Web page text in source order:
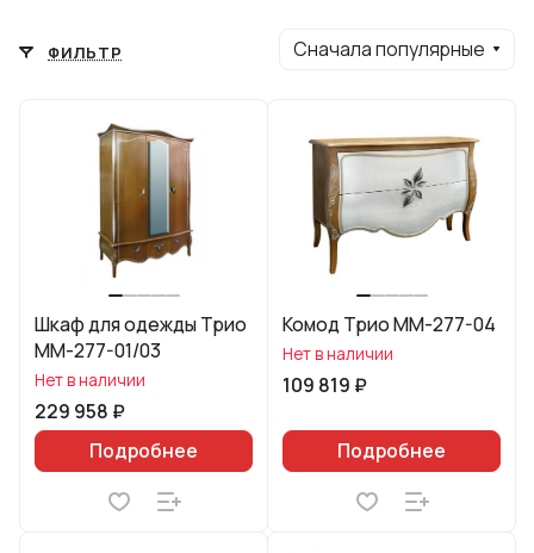
ФИЛЬТР Сначала популярные
Шкаф для одежды Трио
ММ-277-01/03
Нет в наличии
229 958 ₽
Подробнее
Комод Трио ММ-277-04
Нет в наличии
109 819 ₽
Подробнее